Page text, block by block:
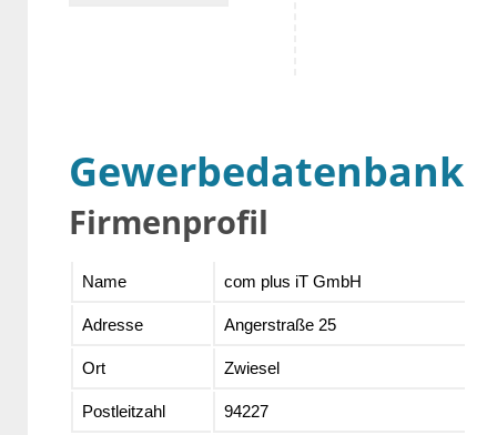
Gewerbedatenbank
Firmenprofil
Name com plus iT GmbH
Adresse Angerstraße 25
Ort Zwiesel
Postleitzahl 94227